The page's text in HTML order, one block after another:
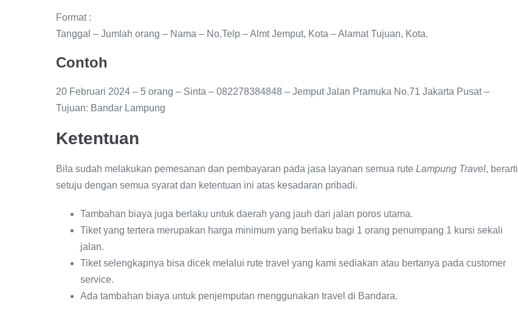
Format :
Tanggal – Jumlah orang – Nama – No.Telp – Almt Jemput, Kota – Alamat Tujuan, Kota.
Contoh
20 Februari 2024 – 5 orang – Sinta – 082278384848 – Jemput Jalan Pramuka No.71 Jakarta Pusat –
Tujuan: Bandar Lampung
Ketentuan
Bila sudah melakukan pemesanan dan pembayaran pada jasa layanan semua rute Lampung Travel, berarti
setuju dengan semua syarat dan ketentuan ini atas kesadaran pribadi.
Tambahan biaya juga berlaku untuk daerah yang jauh dari jalan poros utama.
Tiket yang tertera merupakan harga minimum yang berlaku bagi 1 orang penumpang 1 kursi sekali
jalan.
Tiket selengkapnya bisa dicek melalui rute travel yang kami sediakan atau bertanya pada customer
service.
Ada tambahan biaya untuk penjemputan menggunakan travel di Bandara.